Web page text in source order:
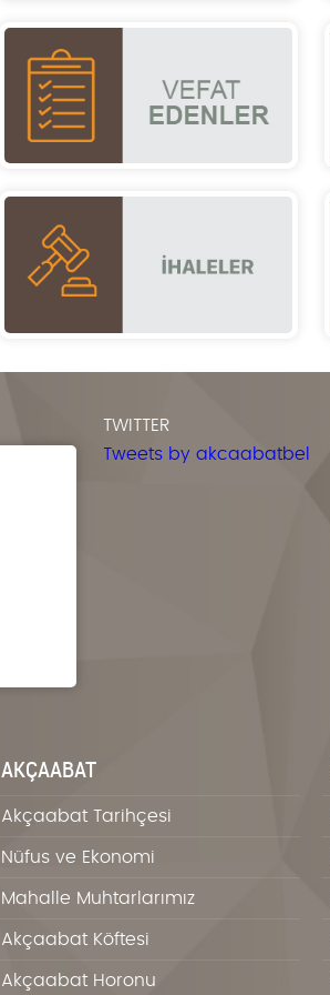
TWITTER
Tweets by akcaabatbel
AKÇAABAT
Akçaabat Tarihçesi
Nüfus ve Ekonomi
Mahalle Muhtarlarımız
Akçaabat Köftesi
Akçaabat Horonu